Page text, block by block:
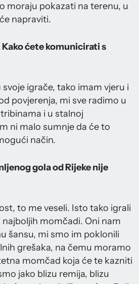
moraju pokazati na terenu, u
napraviti.
ćete komunicirati s
igrače, tako imam vjeru i
povjerenja, mi sve radimo u
i u stalnoj
ni malo sumnje da će to
način.
gola od Rijeke nije
to me veseli. Isto tako igrali
momčadi. Oni nam
šansu, mi smo im poklonili
grešaka, na čemu moramo
momčad koja će te kazniti
jako blizu remija, blizu